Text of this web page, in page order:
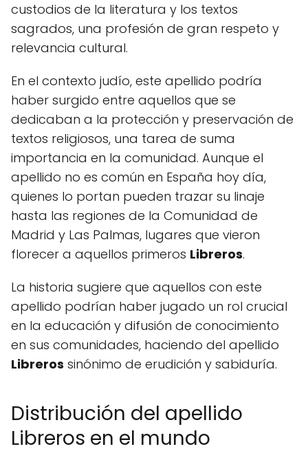
custodios de la literatura y los textos
sagrados, una profesión de gran respeto y
relevancia cultural.
En el contexto judío, este apellido podría
haber surgido entre aquellos que se
dedicaban a la protección y preservación de
textos religiosos, una tarea de suma
importancia en la comunidad. Aunque el
apellido no es común en España hoy día,
quienes lo portan pueden trazar su linaje
hasta las regiones de la Comunidad de
Madrid y Las Palmas, lugares que vieron
florecer a aquellos primeros Libreros.
La historia sugiere que aquellos con este
apellido podrían haber jugado un rol crucial
en la educación y difusión de conocimiento
en sus comunidades, haciendo del apellido
Libreros sinónimo de erudición y sabiduría.
Distribución del apellido
Libreros en el mundo